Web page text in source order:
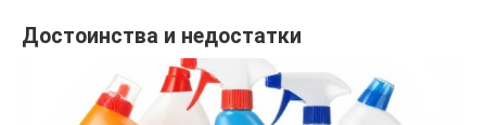
Достоинства и недостатки